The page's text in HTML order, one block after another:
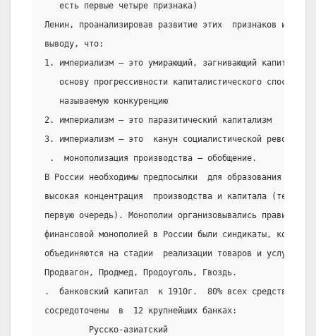
   есть первые четыре признака)
Ленин, проанализировав развитие этих  признаков
выводу, что:
1. империализм – это умирающий, загнивающий
основу прогрессивности капиталистического способа
   называемую конкуренцию
2. империализм – это паразитический капитализм
3. империализм – это  канун социалистической
.  монополизация производства – обобщение.
В России необходимы предпосылки  для образования
высокая концентрация  производства и капитала
первую очередь). Монополии организовывались
финансовой монополией в России были синдикаты, когда
объединяются на стадии  реализации товаров и услуг.
Продвагон, Продмед, Продоуголь, Гвоздь.
.  банковский капитал  к 1910г.  80% всех средств в
сосредоточены  в  12 крупнейших банках:
         Русско-азиатский